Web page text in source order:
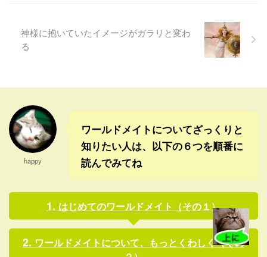
危ないという判断だったのか
な。 しかし、小池知事が党首
になって新党を立ち上げ、民
という３極の流れになりつつ
あるよね。中道の公明党 ...
一番良い形で解決してほしい
よね。 ただそれだけだよ
ね〜。(￣∇￣;) 漢民族のルーツ
神様に抱いていたイメージがガラリと変わ
る
happy
ワールドメイトについてざっくりと
知りたい人は、以下の６つを順番に
読んでみてね
はじめてのワールドメイト（その１）
ワールドメイトについて、もっとくわしく（その